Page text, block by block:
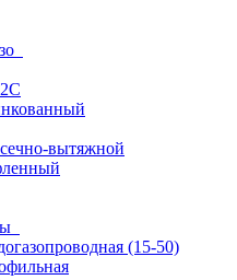
вытяжной
(15-50)